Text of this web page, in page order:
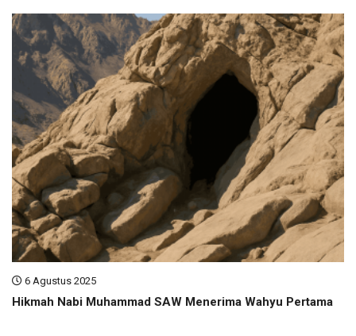
6 Agustus 2025
Hikmah Nabi Muhammad SAW Menerima Wahyu Pertama